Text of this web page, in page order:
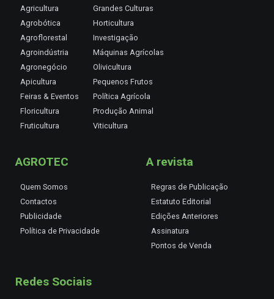
Agricultura
Agrobótica
Agroflorestal
Agroindústria
Agronegócio
Apicultura
Feiras & Eventos
Floricultura
Fruticultura
Grandes Culturas
Horticultura
Investigação
Máquinas Agrícolas
Olivicultura
Pequenos Frutos
Política Agrícola
Produção Animal
Viticultura
AGROTEC
Quem Somos
Contactos
Publicidade
Política de Privacidade
A revista
Regras de Publicação
Estatuto Editorial
Edições Anteriores
Assinatura
Pontos de Venda
Redes Sociais